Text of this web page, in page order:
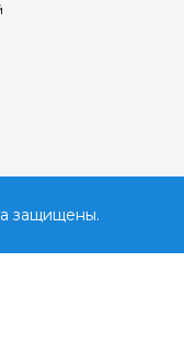
защищены.